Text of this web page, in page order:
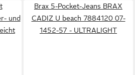
und
Brax 5-Pocket-Jeans BRAX
CADIZ U beach 7884120 07-
1452-57 - ULTRALIGHT